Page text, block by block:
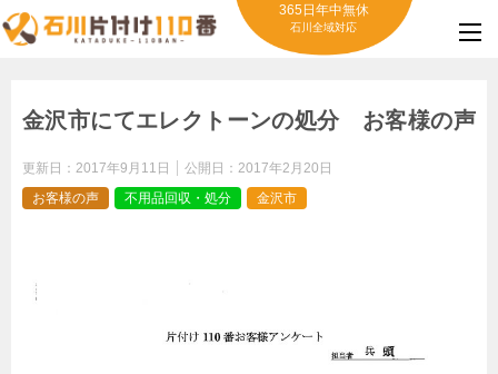
365日年中無休
石川全域対応
金沢市にてエレクトーンの処分 お客様の声
更新日： 2017年9月11日 公開日： 2017年2月20日
お客様の声
不用品回収・処分 金沢市